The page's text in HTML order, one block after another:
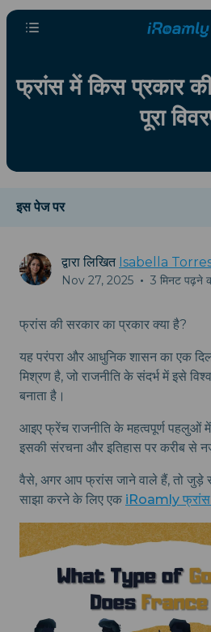
फ्रांस में किस प्रकार
पूरा
इस पेज पर
द्वारा लिखित Isabella
Nov 27, 2025 • 3 मिनट पढ़ने
फ्रांस की सरकार का प्रकार क्या है?
यह परंपरा और आधुनिक शासन का एक
मिश्रण है, जो राजनीति के संदर्भ में इसे
बनाता है।
आइए फ्रेंच राजनीति के महत्वपूर्ण पहलुओं
इसकी संरचना और इतिहास पर करीब से
वैसे, अगर आप फ्रांस जाने वाले हैं, तो जुड़े
साझा करने के लिए एक iRoamly फ्रांस